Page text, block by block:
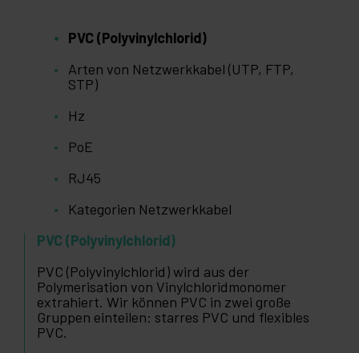
PVC (Polyvinylchlorid)
Arten von Netzwerkkabel (UTP, FTP,
STP)
Hz
PoE
RJ45
Kategorien Netzwerkkabel
PVC (Polyvinylchlorid)
PVC (Polyvinylchlorid) wird aus der
Polymerisation von Vinylchloridmonomer
extrahiert. Wir können PVC in zwei große
Gruppen einteilen: starres PVC und flexibles
PVC.